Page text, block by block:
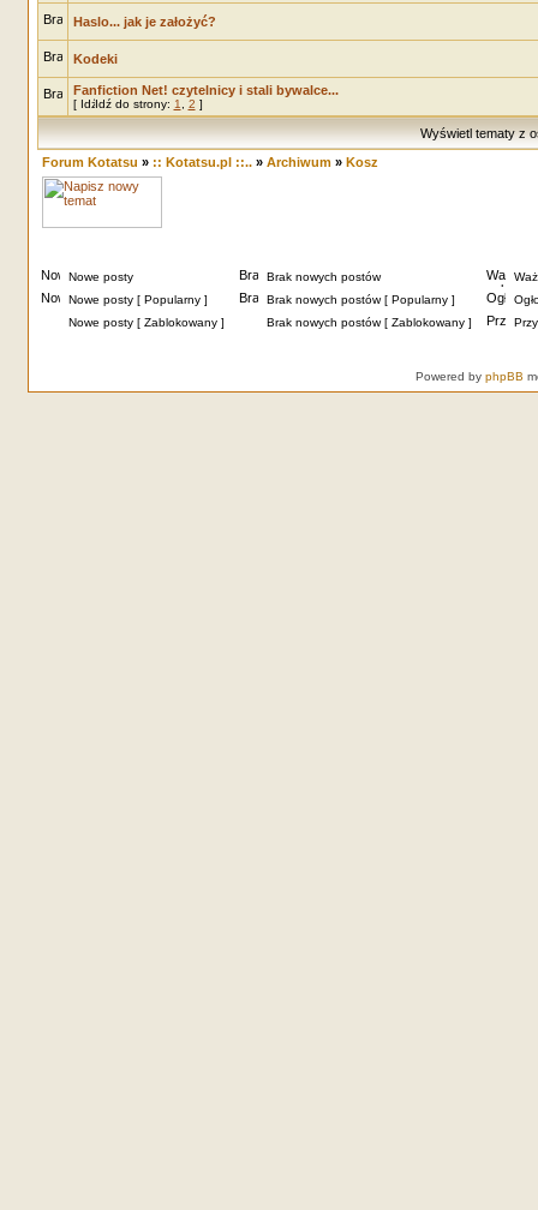
Haslo... jak je założyć?
Kodeki
Fanfiction Net! czytelnicy i stali bywalce...
[ Idź do strony: 1 2 ]
Wyświetl tematy z
Forum Kotatsu » :: Kotatsu.pl ::..» Archiwum» Kosz
Nowe posty Brak nowych postów
Nowe posty [ Popularny ]
Brak nowych postów [ Popularny ]
Nowe posty [ Zablokowany ]
Brak nowych postów [ Zablokowany ]
Powered by phpBB